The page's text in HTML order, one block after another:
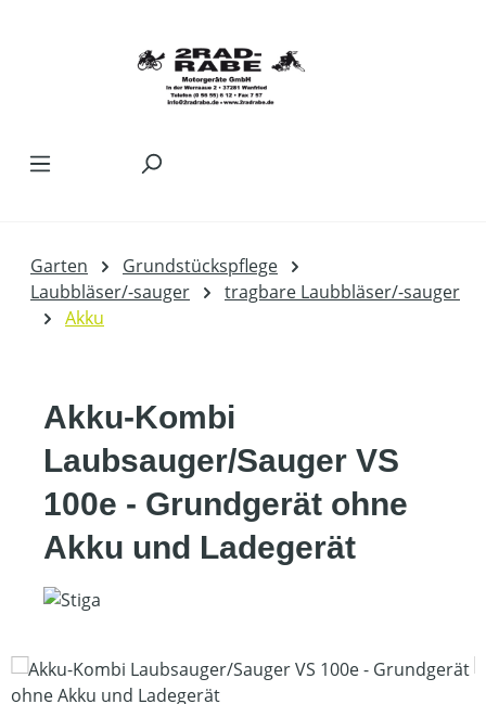
Garten
Grundstückspflege
Laubbläser/-sauger
tragbare Laubbläser/-sauger
Akku
Akku-Kombi
Laubsauger/Sauger VS
100e - Grundgerät ohne
Akku und Ladegerät
Bildergalerie überspringen